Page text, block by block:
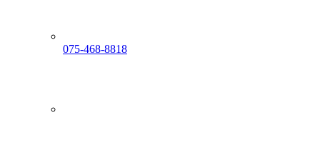
075-468-8818